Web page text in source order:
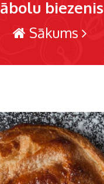
ābolu biezenis
Sākums